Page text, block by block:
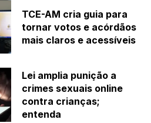
TCE-AM cria guia para
tornar votos e acórdãos
mais claros e acessíveis
Lei amplia punição a
crimes sexuais online
contra crianças;
entenda